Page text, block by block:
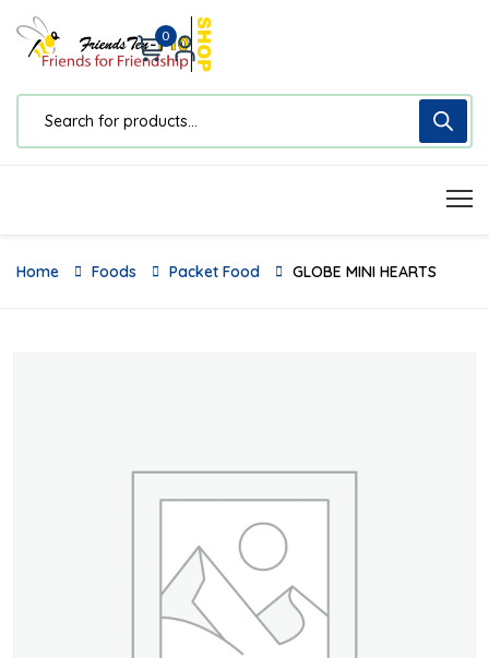
0
Home Foods Packet Food GLOBE MINI HEARTS